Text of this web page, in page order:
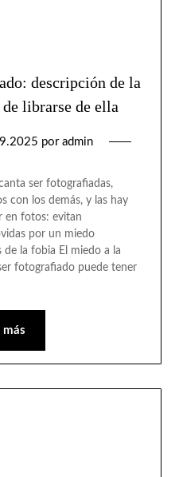
descripción de la
librarse de ella
por admin
ser fotografiadas,
con los demás, y las hay
en fotos: evitan
por un miedo
de la fobia El miedo a la
fotografiado puede tener
más